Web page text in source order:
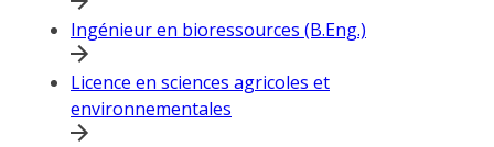
Ingénieur en bioressources (B.Eng.)
Licence en sciences agricoles et
environnementales